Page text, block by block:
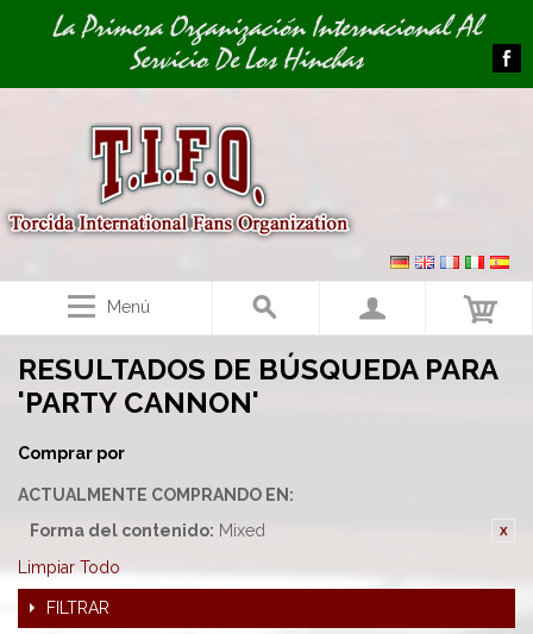
Image 01La Primera Organización Internacional Al
Servicio De Los Hinchas
Menú
RESULTADOS DE BÚSQUEDA PARA
'PARTY CANNON'
Comprar por
ACTUALMENTE COMPRANDO EN:
Forma del contenido: Mixed
Limpiar Todo
FILTRAR